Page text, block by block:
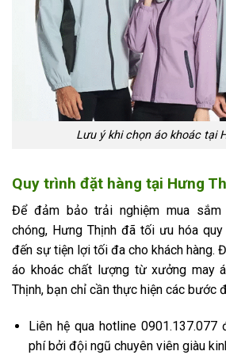
Lưu ý khi chọn áo khoác tại
Quy trình đặt hàng tại Hưng
Để đảm bảo trải nghiệm mua sắm
chóng, Hưng Thịnh đã tối ưu hóa
đến sự tiện lợi tối đa cho khách hàng.
áo khoác chất lượng từ xưởng may
Thịnh, bạn chỉ cần thực hiện các bước
Liên hệ qua hotline
phí bởi đội ngũ chuyên viên giàu